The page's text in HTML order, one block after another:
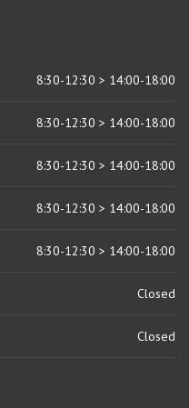
8:30-12:30 > 14:00-18:00
8:30-12:30 > 14:00-18:00
8:30-12:30 > 14:00-18:00
8:30-12:30 > 14:00-18:00
8:30-12:30 > 14:00-18:00
Closed
Closed